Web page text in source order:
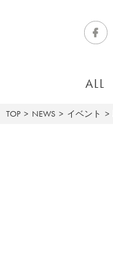
ALL
TOP NEWS イベント